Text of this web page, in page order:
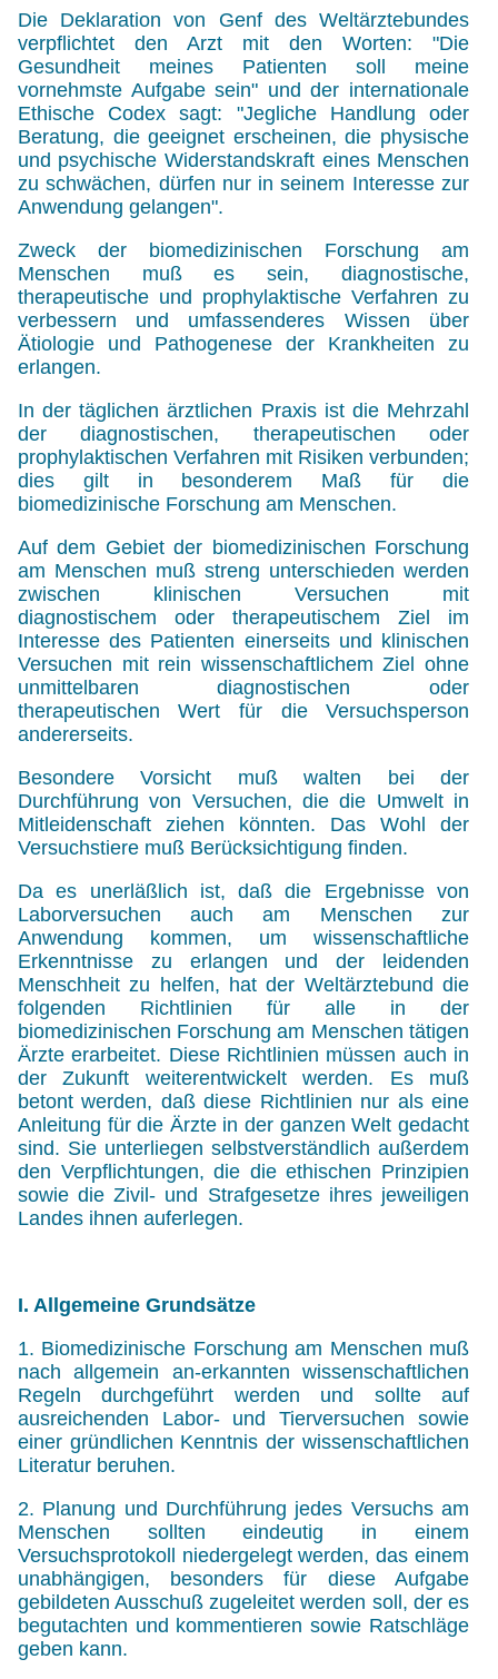
Die Deklaration von Genf des Weltärztebundes
verpflichtet den Arzt mit den Worten: "Die
Gesundheit meines Patienten soll meine
vornehmste Aufgabe sein" und der internationale
Ethische Codex sagt: "Jegliche Handlung oder
Beratung, die geeignet erscheinen, die physische
und psychische Widerstandskraft eines Menschen
zu schwächen, dürfen nur in seinem Interesse zur
Anwendung gelangen".
Zweck der biomedizinischen Forschung am
Menschen muß es sein, diagnostische,
therapeutische und prophylaktische Verfahren zu
verbessern und umfassenderes Wissen über
Ätiologie und Pathogenese der Krankheiten zu
erlangen.
In der täglichen ärztlichen Praxis ist die Mehrzahl
der diagnostischen, therapeutischen oder
prophylaktischen Verfahren mit Risiken verbunden;
dies gilt in besonderem Maß für die
biomedizinische Forschung am Menschen.
Auf dem Gebiet der biomedizinischen Forschung
am Menschen muß streng unterschieden werden
zwischen klinischen Versuchen mit
diagnostischem oder therapeutischem Ziel im
Interesse des Patienten einerseits und klinischen
Versuchen mit rein wissenschaftlichem Ziel ohne
unmittelbaren diagnostischen oder
therapeutischen Wert für die Versuchsperson
andererseits.
Besondere Vorsicht muß walten bei der
Durchführung von Versuchen, die die Umwelt in
Mitleidenschaft ziehen könnten. Das Wohl der
Versuchstiere muß Berücksichtigung finden.
Da es unerläßlich ist, daß die Ergebnisse von
Laborversuchen auch am Menschen zur
Anwendung kommen, um wissenschaftliche
Erkenntnisse zu erlangen und der leidenden
Menschheit zu helfen, hat der Weltärztebund die
folgenden Richtlinien für alle in der
biomedizinischen Forschung am Menschen tätigen
Ärzte erarbeitet. Diese Richtlinien müssen auch in
der Zukunft weiterentwickelt werden. Es muß
betont werden, daß diese Richtlinien nur als eine
Anleitung für die Ärzte in der ganzen Welt gedacht
sind. Sie unterliegen selbstverständlich außerdem
den Verpflichtungen, die die ethischen Prinzipien
sowie die Zivil- und Strafgesetze ihres jeweiligen
Landes ihnen auferlegen.
I. Allgemeine Grundsätze
1. Biomedizinische Forschung am Menschen muß
nach allgemein an-erkannten wissenschaftlichen
Regeln durchgeführt werden und sollte auf
ausreichenden Labor- und Tierversuchen sowie
einer gründlichen Kenntnis der wissenschaftlichen
Literatur beruhen.
2. Planung und Durchführung jedes Versuchs am
Menschen sollten eindeutig in einem
Versuchsprotokoll niedergelegt werden, das einem
unabhängigen, besonders für diese Aufgabe
gebildeten Ausschuß zugeleitet werden soll, der es
begutachten und kommentieren sowie Ratschläge
geben kann.